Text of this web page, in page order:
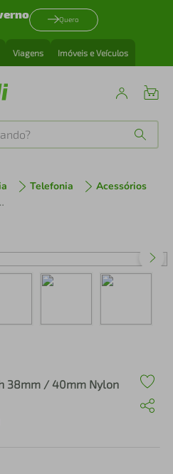
Quero
Viagens Imóveis e Veículos
Telefonia Acessórios
- Rosa - Gshield
38mm / 40mm Nylon